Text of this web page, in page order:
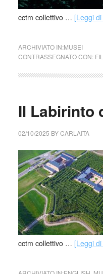
cctm collettivo … [Leggi
ARCHIVIATO IN:MUSEI
CONTRASSEGNATO CON:
Il Labirinto
02/10/2025 BYCARLAITA
cctm collettivo … [Leggi